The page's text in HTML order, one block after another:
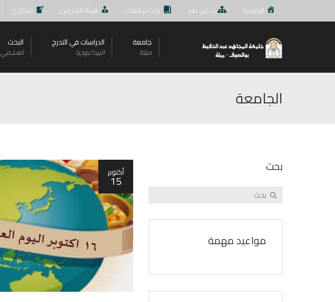
الرئيسية ت.عن بعد م.ت.م.للغات هيئة التدريس شكاوي
جامعة
ميلة
الدراسات في التدرج
البيداغوجيا
البحث
العـلـمي
الجامعة
أكتوبر
15
بحث
مواعيد مهمة